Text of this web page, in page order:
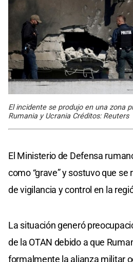
El incidente se produjo en una zona
Rumania y Ucrania Créditos: Reuters
El Ministerio de Defensa
como “grave” y sostuvo que
de vigilancia y control en la
La situación generó
de la OTAN debido a que
formalmente la alianza militar